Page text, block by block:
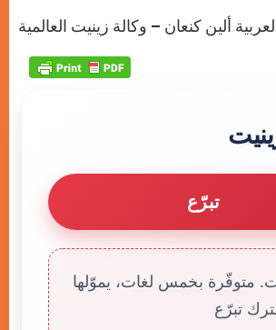
تبرّع
متوفّرة بخمس لغات، يموّلها
تبرّع